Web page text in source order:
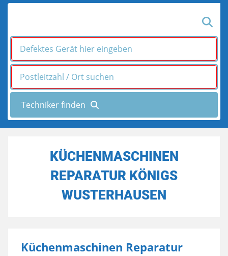
KÜCHENMASCHINEN
REPARATUR KÖNIGS
WUSTERHAUSEN
Küchenmaschinen Reparatur